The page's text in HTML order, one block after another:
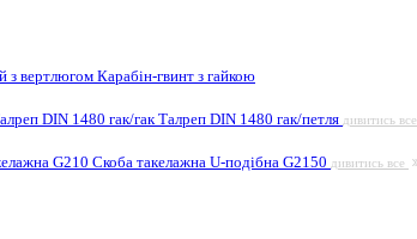
з вертлюгомКарабін-гвинт з гайкою
DIN 1480 гак/гакТалреп DIN 1480 гак/петля дивитись все
G210 Скоба такелажна U-подібна G2150 дивитись все